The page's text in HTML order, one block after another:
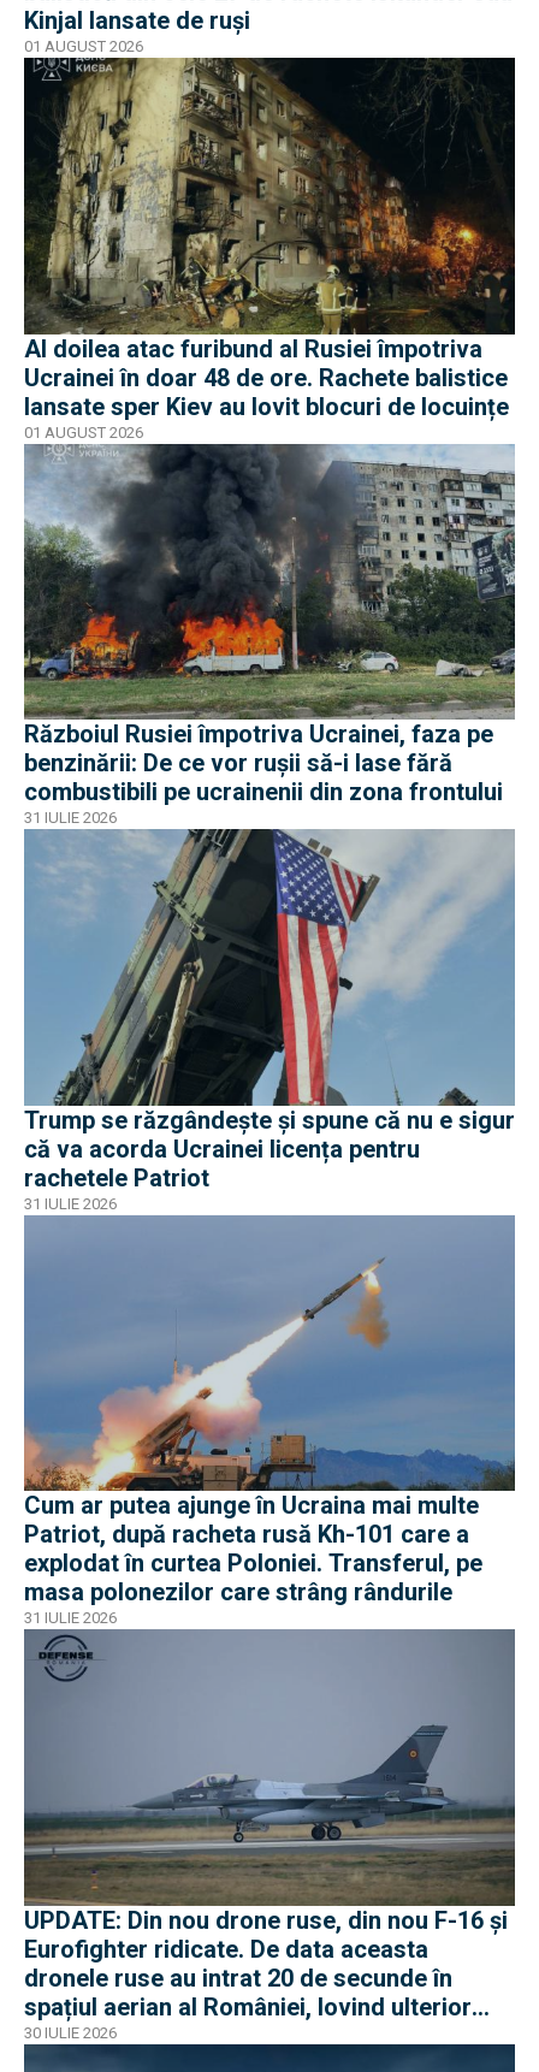
Kinjal lansate de ruși
01 AUGUST 2026
Al doilea atac furibund al Rusiei împotriva
Ucrainei în doar 48 de ore. Rachete balistice
lansate sper Kiev au lovit blocuri de locuințe
01 AUGUST 2026
Războiul Rusiei împotriva Ucrainei, faza pe
benzinării: De ce vor rușii să-i lase fără
combustibili pe ucrainenii din zona frontului
31 IULIE 2026
Trump se răzgândește și spune că nu e sigur
că va acorda Ucrainei licența pentru
rachetele Patriot
31 IULIE 2026
Cum ar putea ajunge în Ucraina mai multe
Patriot, după racheta rusă Kh-101 care a
explodat în curtea Poloniei. Transferul, pe
masa polonezilor care strâng rândurile
31 IULIE 2026
UPDATE: Din nou drone ruse, din nou F-16 și
Eurofighter ridicate. De data aceasta
dronele ruse au intrat 20 de secunde în
spațiul aerian al României, lovind ulterior
Ucraina
30 IULIE 2026